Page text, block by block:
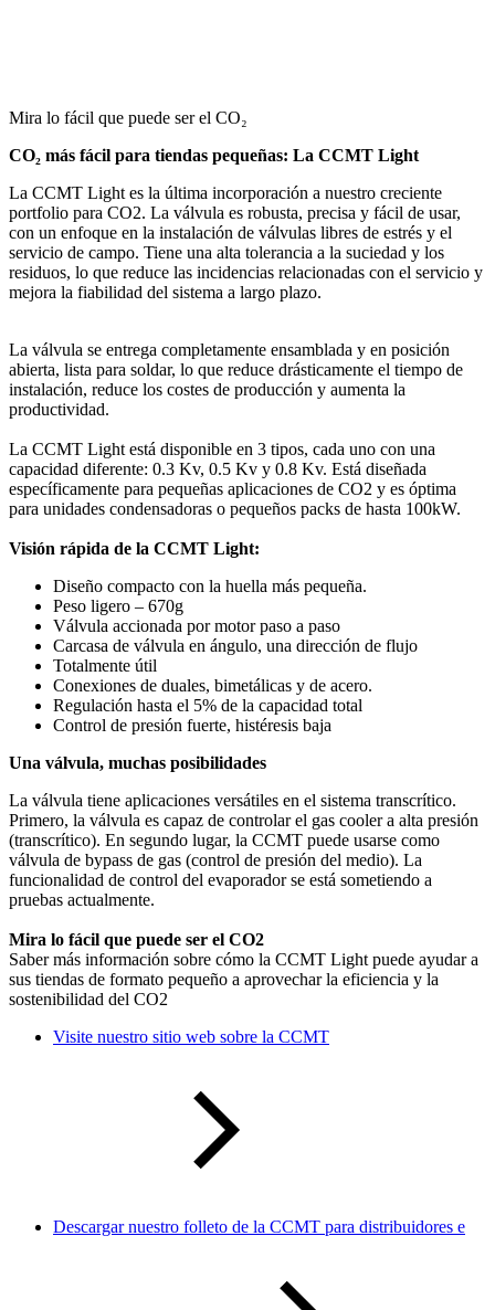
Mira lo fácil que puede ser el CO₂
CO₂ más fácil para tiendas pequeñas: La CCMT Light
La CCMT Light es la última incorporación a nuestro creciente
portfolio para CO2. La válvula es robusta, precisa y fácil de usar,
con un enfoque en la instalación de válvulas libres de estrés y el
servicio de campo. Tiene una alta tolerancia a la suciedad y los
residuos, lo que reduce las incidencias relacionadas con el servicio y
mejora la fiabilidad del sistema a largo plazo.
La válvula se entrega completamente ensamblada y en posición
abierta, lista para soldar, lo que reduce drásticamente el tiempo de
instalación, reduce los costes de producción y aumenta la
productividad.
La CCMT Light está disponible en 3 tipos, cada uno con una
capacidad diferente: 0.3 Kv, 0.5 Kv y 0.8 Kv. Está diseñada
específicamente para pequeñas aplicaciones de CO2 y es óptima
para unidades condensadoras o pequeños packs de hasta 100kW.
Visión rápida de la CCMT Light:
Diseño compacto con la huella más pequeña.
Peso ligero – 670g
Válvula accionada por motor paso a paso
Carcasa de válvula en ángulo, una dirección de flujo
Totalmente útil
Conexiones de duales, bimetálicas y de acero.
Regulación hasta el 5% de la capacidad total
Control de presión fuerte, histéresis baja
Una válvula, muchas posibilidades
La válvula tiene aplicaciones versátiles en el sistema transcrítico.
Primero, la válvula es capaz de controlar el gas cooler a alta presión
(transcrítico). En segundo lugar, la CCMT puede usarse como
válvula de bypass de gas (control de presión del medio). La
funcionalidad de control del evaporador se está sometiendo a
pruebas actualmente.
Mira lo fácil que puede ser el CO2
Saber más información sobre cómo la CCMT Light puede ayudar a
sus tiendas de formato pequeño a aprovechar la eficiencia y la
sostenibilidad del CO2
Visite nuestro sitio web sobre la CCMT
Descargar nuestro folleto de la CCMT para distribuidores e